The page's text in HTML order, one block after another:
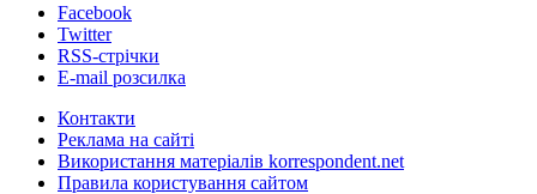
Facebook
Twitter
RSS-стрічки
E-mail розсилка
Контакти
Реклама на сайті
Використання матеріалів korrespondent.net
Правила користування сайтом